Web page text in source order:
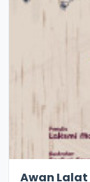
Awan Lalat